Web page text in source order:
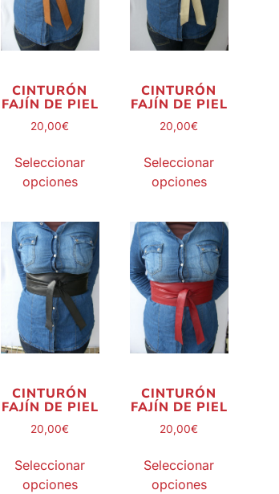
CINTURÓN
FAJÍN DE PIEL
20,00€
Seleccionar
opciones
CINTURÓN
FAJÍN DE PIEL
20,00€
Seleccionar
opciones
CINTURÓN
FAJÍN DE PIEL
20,00€
Seleccionar
opciones
CINTURÓN
FAJÍN DE PIEL
20,00€
Seleccionar
opciones